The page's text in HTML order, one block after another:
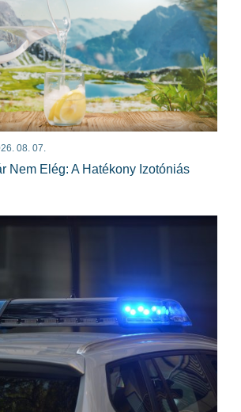
08. 07.
Nem Elég: A Hatékony Izotóniás